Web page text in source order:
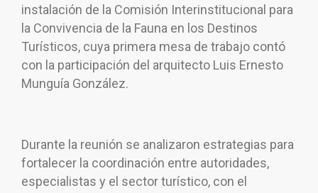
instalación de la Comisión Interinstitucional para
la Convivencia de la Fauna en los Destinos
Turísticos, cuya primera mesa de trabajo contó
con la participación del arquitecto Luis Ernesto
Munguía González.
Durante la reunión se analizaron estrategias para
fortalecer la coordinación entre autoridades,
especialistas y el sector turístico, con el